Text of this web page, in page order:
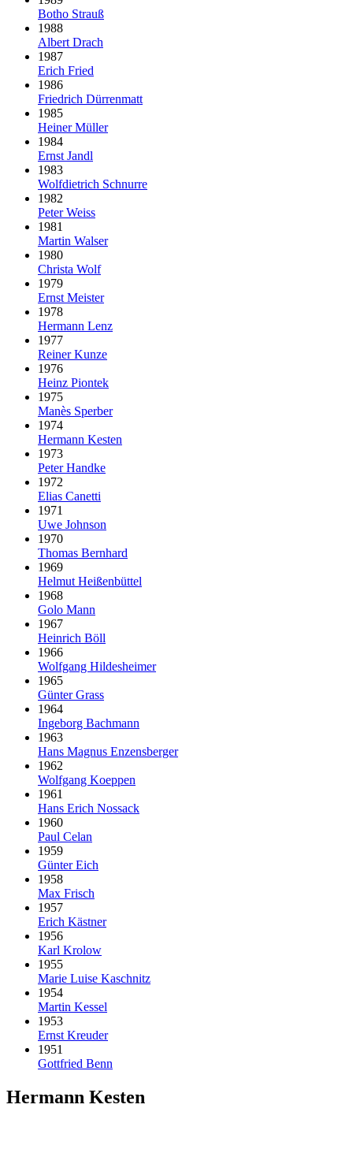
Botho Strauß
1988
Albert Drach
1987
Erich Fried
1986
Friedrich Dürrenmatt
1985
Heiner Müller
1984
Ernst Jandl
1983
Wolfdietrich Schnurre
1982
Peter Weiss
1981
Martin Walser
1980
Christa Wolf
1979
Ernst Meister
1978
Hermann Lenz
1977
Reiner Kunze
1976
Heinz Piontek
1975
Manès Sperber
1974
Hermann Kesten
1973
Peter Handke
1972
Elias Canetti
1971
Uwe Johnson
1970
Thomas Bernhard
1969
Helmut Heißenbüttel
1968
Golo Mann
1967
Heinrich Böll
1966
Wolfgang Hildesheimer
1965
Günter Grass
1964
Ingeborg Bachmann
1963
Hans Magnus Enzensberger
1962
Wolfgang Koeppen
1961
Hans Erich Nossack
1960
Paul Celan
1959
Günter Eich
1958
Max Frisch
1957
Erich Kästner
1956
Karl Krolow
1955
Marie Luise Kaschnitz
1954
Martin Kessel
1953
Ernst Kreuder
1951
Gottfried Benn
Hermann Kesten